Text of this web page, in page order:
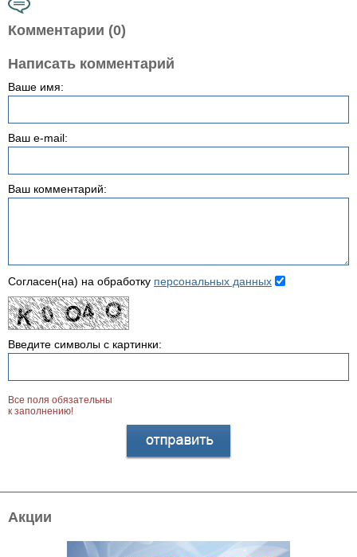
Акции
Комментарии (0)
Написать комментарий
Ваше имя:
Ваш e-mail:
Ваш комментарий:
Согласен(на) на обработку персональных данных
Введите символы с картинки:
Все поля обязательны
к заполнению!